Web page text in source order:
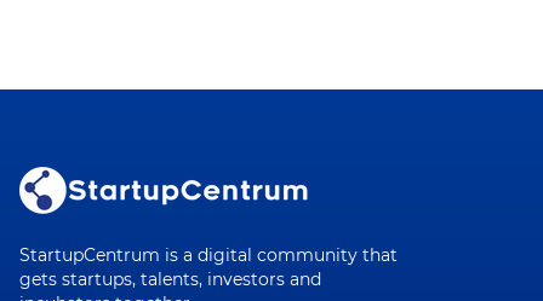
StartupCentrum is a digital community that
gets startups, talents, investors and